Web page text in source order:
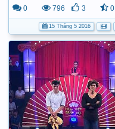
0 796 3 0
15 Tháng 5 2016